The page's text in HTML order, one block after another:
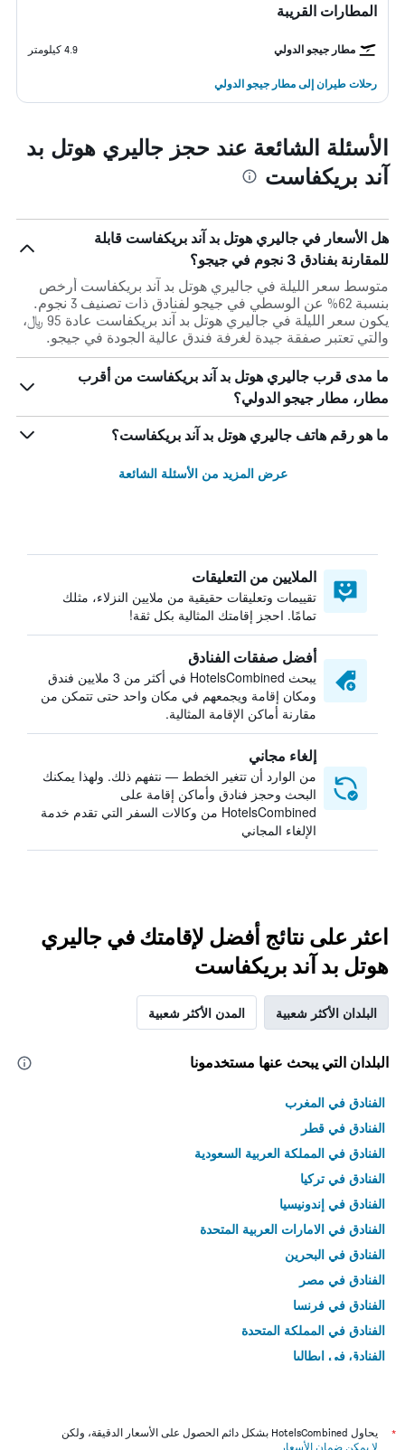
المطارات القريبة
مطار جيجو الدولي 4.9 كيلومتر
رحلات طيران إلى مطار جيجو الدولي
الأسئلة الشائعة عند حجز جاليري هوتل بد
آند بريكفاست
هل الأسعار في جاليري هوتل بد آند بريكفاست قابلة
للمقارنة بفنادق 3 نجوم في جيجو؟
متوسط سعر الليلة في جاليري هوتل بد آند بريكفاست أرخص
بنسبة 62% عن الوسطي في جيجو لفنادق ذات تصنيف 3 نجوم.
يكون سعر الليلة في جاليري هوتل بد آند بريكفاست عادة 95 ﷼،
والتي تعتبر صفقة جيدة لغرفة فندق عالية الجودة في جيجو.
ما مدى قرب جاليري هوتل بد آند بريكفاست من أقرب
مطار، مطار جيجو الدولي؟
ما هو رقم هاتف جاليري هوتل بد آند بريكفاست؟
عرض المزيد من الأسئلة الشائعة
الملايين من التعليقات
تقييمات وتعليقات حقيقية من ملايين النزلاء، مثلك
تمامًا. احجز إقامتك المثالية بكل ثقة!
أفضل صفقات الفنادق
يبحث HotelsCombined في أكثر من 3 ملايين فندق
ومكان إقامة ويجمعهم في مكان واحد حتى تتمكن من
مقارنة أماكن الإقامة المثالية.
إلغاء مجاني
من الوارد أن تتغير الخطط — نتفهم ذلك. ولهذا يمكنك
البحث وحجز فنادق وأماكن إقامة على
HotelsCombined من وكالات السفر التي تقدم خدمة
الإلغاء المجاني
اعثر على نتائج أفضل لإقامتك في جاليري
هوتل بد آند بريكفاست
البلدان الأكثر شعبية المدن الأكثر شعبية
البلدان التي يبحث عنها مستخدمونا
الفنادق في المغرب
الفنادق في قطر
الفنادق في المملكة العربية السعودية
الفنادق في تركيا
الفنادق في إندونيسيا
الفنادق في الامارات العربية المتحدة
الفنادق في البحرين
الفنادق في مصر
الفنادق في فرنسا
الفنادق في المملكة المتحدة
الفنادق في إيطاليا
*
يحاول HotelsCombined بشكل دائم الحصول على الأسعار الدقيقة، ولكن
لا يمكن ضمان الأسعار